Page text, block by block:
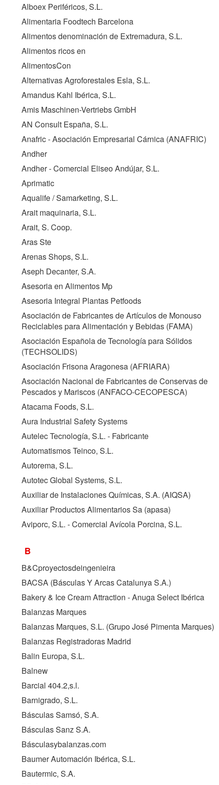
Alboex Periféricos, S.L.
Alimentaria Foodtech Barcelona
Alimentos denominación de Extremadura, S.L.
Alimentos ricos en
AlimentosCon
Alternativas Agroforestales Esla, S.L.
Amandus Kahl Ibérica, S.L.
Amis Maschinen-Vertriebs GmbH
AN Consult España, S.L.
Anafric - Asociación Empresarial Cárnica (ANAFRIC)
Andher
Andher - Comercial Eliseo Andújar, S.L.
Aprimatic
Aqualife / Samarketing, S.L.
Arait maquinaria, S.L.
Arait, S. Coop.
Aras Ste
Arenas Shops, S.L.
Aseph Decanter, S.A.
Asesoria en Alimentos Mp
Asesoria Integral Plantas Petfoods
Asociación de Fabricantes de Artículos de Monouso
Reciclables para Alimentación y Bebidas (FAMA)
Asociación Española de Tecnología para Sólidos
(TECHSOLIDS)
Asociación Frisona Aragonesa (AFRIARA)
Asociación Nacional de Fabricantes de Conservas de
Pescados y Mariscos (ANFACO-CECOPESCA)
Atacama Foods, S.L.
Aura Industrial Safety Systems
Autelec Tecnología, S.L. - Fabricante
Automatismos Teinco, S.L.
Autorema, S.L.
Autotec Global Systems, S.L.
Auxiliar de Instalaciones Químicas, S.A. (AIQSA)
Auxiliar Productos Alimentarios Sa (apasa)
Aviporc, S.L. - Comercial Avícola Porcina, S.L.
B
B&Cproyectosdeingenieira
BACSA (Básculas Y Arcas Catalunya S.A.)
Bakery & Ice Cream Attraction - Anuga Select Ibérica
Balanzas Marques
Balanzas Marques, S.L. (Grupo José Pimenta Marques)
Balanzas Registradoras Madrid
Balin Europa, S.L.
Balnew
Barcial 404.2,s.l.
Barnigrado, S.L.
Básculas Samsó, S.A.
Básculas Sanz S.A.
Básculasybalanzas.com
Baumer Automación Ibérica, S.L.
Bautermic, S.A.